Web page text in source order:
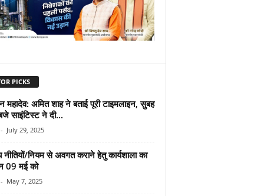
PICKS
अमित शाह ने बताई पूरी टाइमलाइन, सुबह
साइंटिस्ट ने दी...
- July 29, 2025
नीतियों/नियम से अवगत कराने हेतु कार्यशाला का
09 मई को
- May 7, 2025